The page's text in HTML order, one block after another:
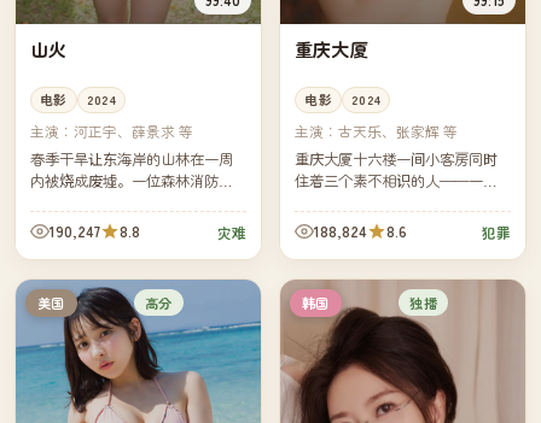
山火
电影 2024
主演： 河正宇、薛景求 等
春季干旱让东海岸的山林在一周
内被烧成废墟。一位森林消防
援的城市义工，在烟雾里完成了
一场必须互相托付生命的接力。
190,247 8.8 灾难
重庆大厦
电影 2024
主演：古天乐、张家辉 等
重庆大厦十六楼一间小客房同时
住着三个素不相识的人——一名
跑路的会计。三十六小时之内，
他们必须一起决定怎么走出这栋
大厦...
188,824 8.6 犯罪
美国 高分 韩国 独播